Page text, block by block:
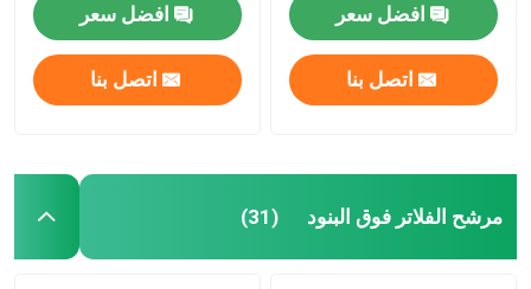
مرشح الحزام الأشعاعي
افضل سعر
اتصل بنا
افضل سعر
اتصل بنا
مرشح الفلاتر فوق البنود (31)